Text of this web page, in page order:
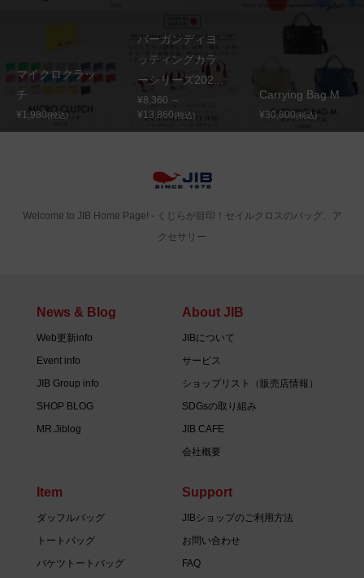
マイクロクラッ
チ
¥1,980(税込)
バーガンディヨ
ッティングカラ
ーシリーズ202...
¥8,360 ～
¥13,860(税込)
Carrying Bag M
¥30,800(税込)
Welcome to JIB Home Page! ‐ くじらが目印！セイルクロスのバッグ、ア
クセサリー
News & Blog
Web更新info
Event info
JIB Group info
SHOP BLOG
MR.Jiblog
About JIB
JIBについて
サービス
ショップリスト（販売店情報）
SDGsの取り組み
JIB CAFE
会社概要
Item
ダッフルバッグ
トートバッグ
バケツトートバッグ
Support
JIBショップのご利用方法
お問い合わせ
FAQ